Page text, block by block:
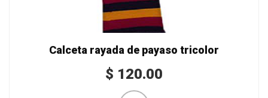
Calceta rayada de payaso tricolor
$ 120.00